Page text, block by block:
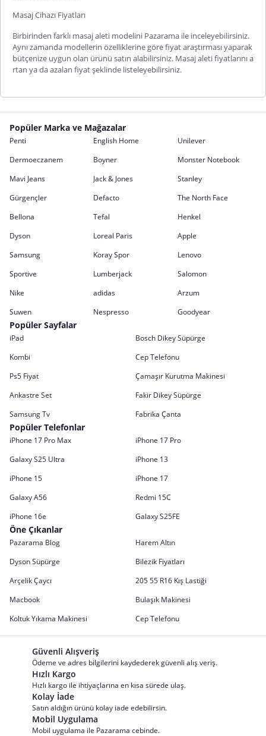
Masaj Cihazı Fiyatları
Birbirinden farklı masaj aleti modelini Pazarama ile inceleyebilirsiniz.
Aynı zamanda modellerin özelliklerine göre fiyat araştırması yaparak
bütçenize uygun olan ürünü satın alabilirsiniz. Masaj aleti fiyatlarınıa
rtan ya da azalan fiyat şeklinde listeleyebilirsiniz.
Popüler Marka ve Mağazalar
Penti English Home
Unilever
Dermoeczanem
Boyner
Monster Notebook
Mavi Jeans
Jack & Jones
Stanley
Gürgençler
Defacto
The North Face
Bellona
Tefal
Henkel
Dyson
Loreal Paris
Apple
Samsung
Koray Spor
Lenovo
Sportive
Lumberjack
Salomon
Nike
adidas
Arzum
Suwen
Nespresso Goodyear
Popüler Sayfalar
iPad
Bosch Dikey Süpürge
Kombi
Cep Telefonu
Ps5 Fiyat
Çamaşır Kurutma Makinesi
Ankastre Set
Fakir Dikey Süpürge
Samsung Tv
Fabrika Çanta
Popüler Telefonlar
iPhone 17 Pro Max
iPhone 17 Pro
Galaxy S25 Ultra
iPhone 13
iPhone 15
iPhone 17
Galaxy A56
Redmi 15C
iPhone 16e
Galaxy S25FE
Öne Çıkanlar
Pazarama Blog
Harem Altın
Dyson Süpürge
Bilezik Fiyatları
Arçelik Çaycı
205 55 R16 Kış Lastiği
Macbook
Bulaşık Makinesi
Koltuk Yıkama Makinesi
Cep Telefonu
Güvenli Alışveriş
Ödeme ve adres bilgilerini kaydederek güvenli alış veriş.
Hızlı Kargo
Hızlı kargo ile ihtiyaçlarına en kısa sürede ulaş.
Kolay İade
Satın aldığın ürünü kolay iade edebilirsin.
Mobil Uygulama
Mobil uygulama ile Pazarama cebinde.